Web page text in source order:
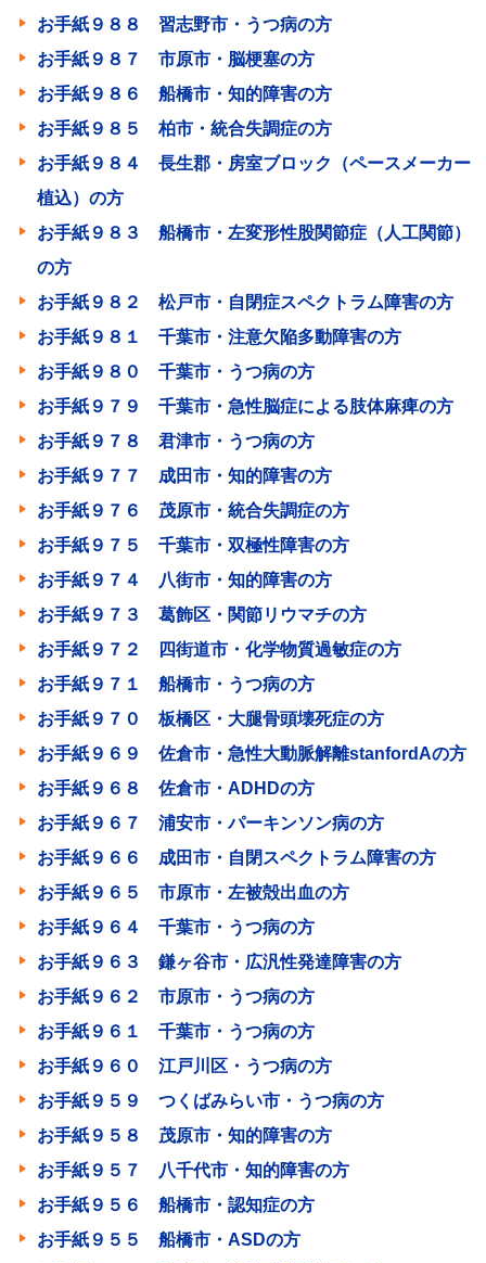
お手紙９８８ 習志野市・うつ病の方
お手紙９８７ 市原市・脳梗塞の方
お手紙９８６ 船橋市・知的障害の方
お手紙９８５ 柏市・統合失調症の方
お手紙９８４ 長生郡・房室ブロック（ペースメーカー
植込）の方
お手紙９８３ 船橋市・左変形性股関節症（人工関節）
の方
お手紙９８２ 松戸市・自閉症スペクトラム障害の方
お手紙９８１ 千葉市・注意欠陥多動障害の方
お手紙９８０ 千葉市・うつ病の方
お手紙９７９ 千葉市・急性脳症による肢体麻痺の方
お手紙９７８ 君津市・うつ病の方
お手紙９７７ 成田市・知的障害の方
お手紙９７６ 茂原市・統合失調症の方
お手紙９７５ 千葉市・双極性障害の方
お手紙９７４ 八街市・知的障害の方
お手紙９７３ 葛飾区・関節リウマチの方
お手紙９７２ 四街道市・化学物質過敏症の方
お手紙９７１ 船橋市・うつ病の方
お手紙９７０ 板橋区・大腿骨頭壊死症の方
お手紙９６９ 佐倉市・急性大動脈解離stanfordAの方
お手紙９６８ 佐倉市・ADHDの方
お手紙９６７ 浦安市・パーキンソン病の方
お手紙９６６ 成田市・自閉スペクトラム障害の方
お手紙９６５ 市原市・左被殻出血の方
お手紙９６４ 千葉市・うつ病の方
お手紙９６３ 鎌ヶ谷市・広汎性発達障害の方
お手紙９６２ 市原市・うつ病の方
お手紙９６１ 千葉市・うつ病の方
お手紙９６０ 江戸川区・うつ病の方
お手紙９５９ つくばみらい市・うつ病の方
お手紙９５８ 茂原市・知的障害の方
お手紙９５７ 八千代市・知的障害の方
お手紙９５６ 船橋市・認知症の方
お手紙９５５ 船橋市・ASDの方